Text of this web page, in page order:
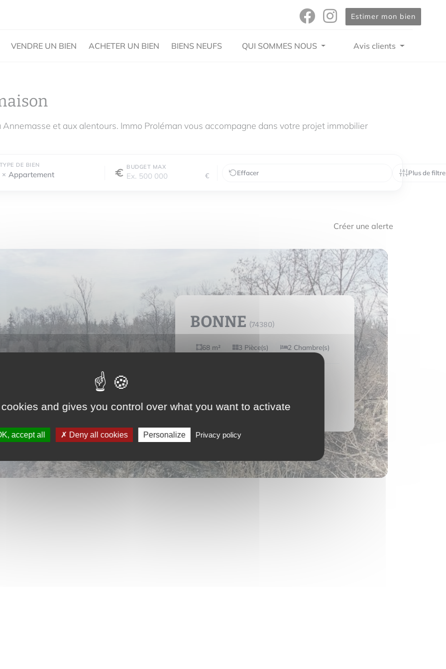
Estimer mon bien
VENDRE UN BIEN ACHETER UN BIEN BIENS NEUFS QUI SOMMES NOUS Avis clients
et aux alentours. Immo Proléman vous accompagne dans votre projet immobilier
DE BIEN
Appartement
BUDGET MAX
€ Effacer Plus de
Créer une alerte
BONNE (74380)
68 m² 3 Pièce(s) 2 Chambre(s)
Voir le bien
and gives you control over what you want to activate
accept all Deny all cookies Personalize Privacy policy